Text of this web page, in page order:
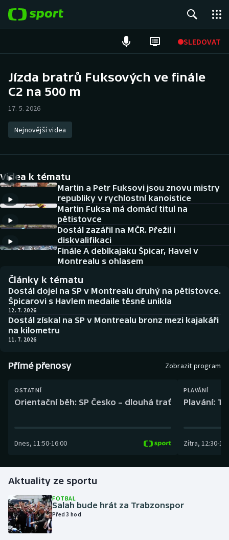
SLEDOVAT
Hokej
Atletika
DALŠÍ SPORTY
Americký fotbal
Baseball a softbal
Biatlon
Boby a skeleton
Box
Curling
Dostihy
Gymnastika
Házená
Jezdectví
NEPŘEHLÉDNĚTE
Historické návraty
Aplikace ČT sport
AZ kvíz
Jízda bratrů Fuksových ve finále
C2 na 500 m
17. 5. 2026
Nejnovější videa
Videa k tématu
Martin a Petr Fuksovi jsou znovu mistry
republiky v rychlostní kanoistice
Martin Fuksa má domácí titul na
pětistovce
Dostál zazářil na MČR. Přežil i
diskvalifikaci
Finále A deblkajaku Špicar, Havel v
Montrealu s ohlasem
Články k tématu
Dostál dojel na SP v Montrealu druhý na pětistovce.
Špicarovi s Havlem medaile těsně unikla
12. 7. 2026
Dostál získal na SP v Montrealu bronz mezi kajakáři
na kilometru
11. 7. 2026
Přímé přenosy Zobrazit program
OSTATNÍ
Orientační běh: SP Česko – dlouhá trať
Dnes, 11:50-16:00
PLAVÁNÍ
Plavání:
Zítra, 12:30-
Aktuality ze sportu
FOTBAL
Salah bude hrát za Trabzonspor
Před 3 hod